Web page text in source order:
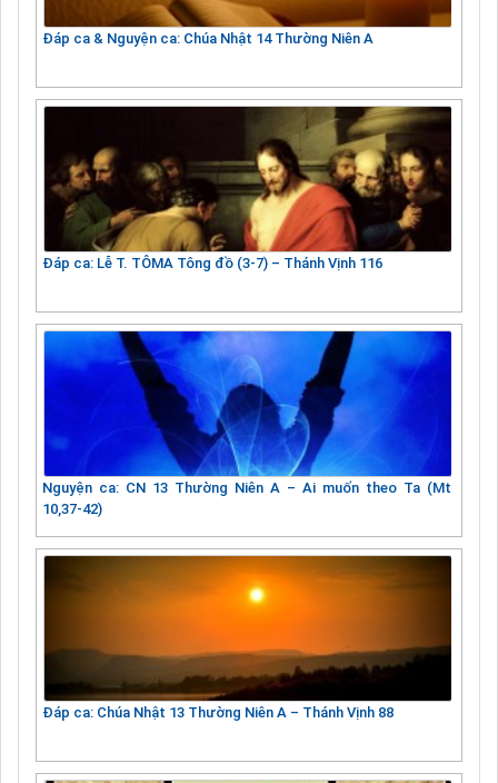
Đáp ca & Nguyện ca: Chúa Nhật 14 Thường Niên A
Đáp ca: Lễ T. TÔMA Tông đồ (3-7) – Thánh Vịnh 116
Nguyện ca: CN 13 Thường Niên A – Ai muốn theo Ta (Mt
10,37-42)
Đáp ca: Chúa Nhật 13 Thường Niên A – Thánh Vịnh 88